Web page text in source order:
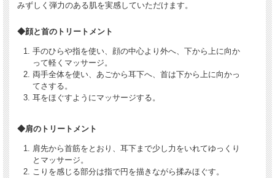
みずしく弾力のある肌を実感していただけます。
◆顔と首のトリートメント
手のひらや指を使い、顔の中心より外へ、下から上に向か
って軽くマッサージ。
両手全体を使い、あごから耳下へ、首は下から上に向かっ
てさする。
耳をほぐすようにマッサージする。
◆肩のトリートメント
肩先から首筋をとおり、耳下まで少し力をいれてゆっくり
とマッサージ。
こりを感じる部分は指で円を描きながら揉みほぐす。